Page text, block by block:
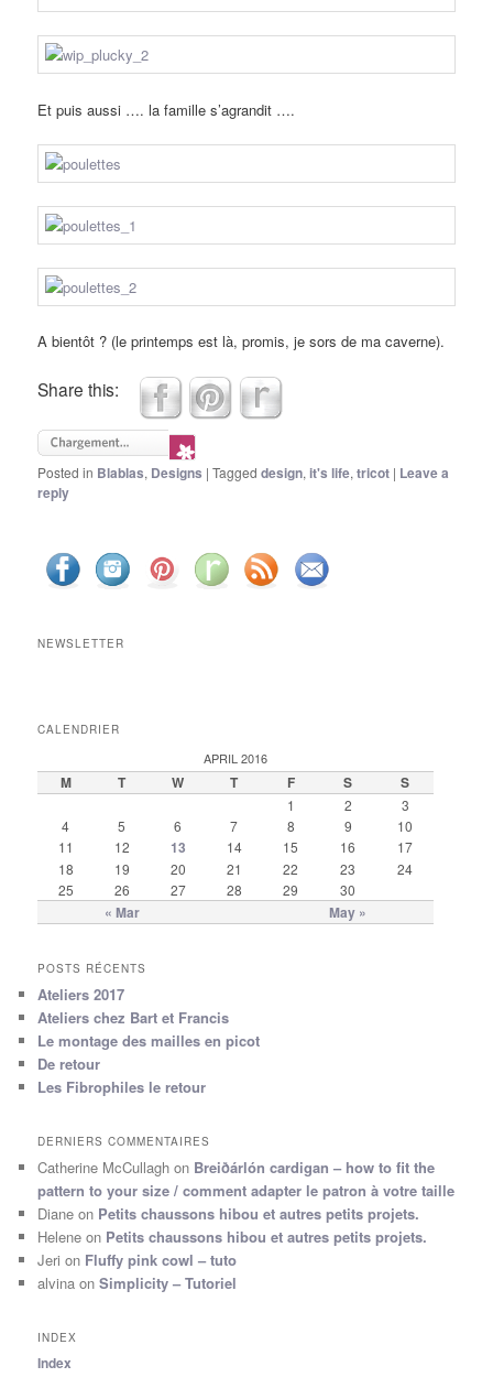
Et puis aussi …. la famille s’agrandit ….
A bientôt ? (le printemps est là, promis, je sors de ma caverne).
Share this:
Posted in Blablas, Designs |Tagged design,it's life,tricot | Leave a
reply
NEWSLETTER
CALENDRIER
APRIL 2016
M T W T F S S
« Mar May »
1 2
3
4
5 6 7 8 9
10
11
12 13 14 15 16
17
18
19 20 21 22 23
24
25
26 27 28 29 30
POSTS RÉCENTS
Ateliers 2017
Ateliers chez Bart et Francis
Le montage des mailles en picot
De retour
Les Fibrophiles le retour
DERNIERS COMMENTAIRES
Catherine McCullagh on Breiðárlón cardigan – how to fit the
pattern to your size / comment adapter le patron à votre taille
Diane on Petits chaussons hibou et autres petits projets.
Helene on Petits chaussons hibou et autres petits projets.
Jeri on Fluffy pink cowl – tuto
alvina onSimplicity – Tutoriel
INDEX
Index